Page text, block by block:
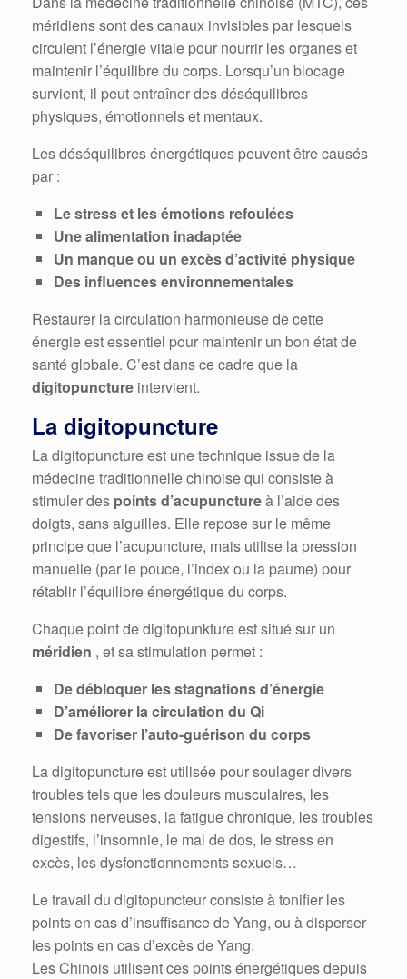
méridiens sont des canaux invisibles par lesquels
circulent l’énergie vitale pour nourrir les organes et
maintenir l’équilibre du corps. Lorsqu’un blocage
survient, il peut entraîner des déséquilibres
physiques, émotionnels et mentaux.
Les déséquilibres énergétiques peuvent être causés
par :
Le stress et les émotions refoulées
Une alimentation inadaptée
Un manque ou un excès d’activité physique
Des influences environnementales
Restaurer la circulation harmonieuse de cette
énergie est essentiel pour maintenir un bon état de
santé globale. C’est dans ce cadre que la
digitopuncture intervient.
La digitopuncture
La digitopuncture est une technique issue de la
médecine traditionnelle chinoise qui consiste à
stimuler des points d’acupunctureà l’aide des
doigts, sans aiguilles. Elle repose sur le même
principe que l’acupuncture, mais utilise la pression
manuelle (par le pouce, l’index ou la paume) pour
rétablir l’équilibre énergétique du corps.
Chaque point de digitopunkture est situé sur un
méridien , et sa stimulation permet :
De débloquer les stagnations d’énergie
D’améliorer la circulation du Qi
De favoriser l’auto-guérison du corps
La digitopuncture est utilisée pour soulager divers
troubles tels que les douleurs musculaires, les
tensions nerveuses, la fatigue chronique, les troubles
digestifs, l’insomnie, le mal de dos, le stress en
excès, les dysfonctionnements sexuels…
Le travail du digitopuncteur consiste à tonifier les
points en cas d’insuffisance de Yang, ou à disperser
les points en cas d’excès de Yang.
Les Chinois utilisent ces points énergétiques depuis